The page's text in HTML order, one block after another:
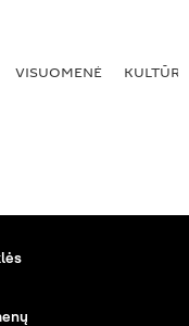
VISUOMENĖ KULTŪRA